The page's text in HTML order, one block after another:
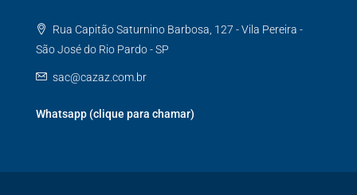
Rua Capitão Saturnino Barbosa, 127 - Vila Pereira -
São José do Rio Pardo - SP
sac@cazaz.com.br
Whatsapp (clique para chamar)